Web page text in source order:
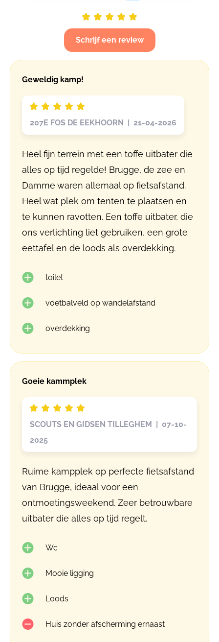
Schrijf een review
Geweldig kamp!
207E FOS DE EEKHOORN | 21-04-2026
Heel fijn terrein met een toffe uitbater die
alles op tijd regelde! Brugge, de zee en
Damme waren allemaal op fietsafstand.
Heel wat plek om tenten te plaatsen en
te kunnen ravotten. Een toffe uitbater, die
ons verlichting liet gebruiken, een grote
eettafel en de loods als overdekking.
toilet
voetbalveld op wandelafstand
overdekking
Goeie kammplek
SCOUTS EN GIDSEN TILLEGHEM | 07-10-
2025
Ruime kampplek op perfecte fietsafstand
van Brugge, ideaal voor een
ontmoetingsweekend. Zeer betrouwbare
uitbater die alles op tijd regelt.
Wc
Mooie ligging
Loods
Huis zonder afscherming ernaast